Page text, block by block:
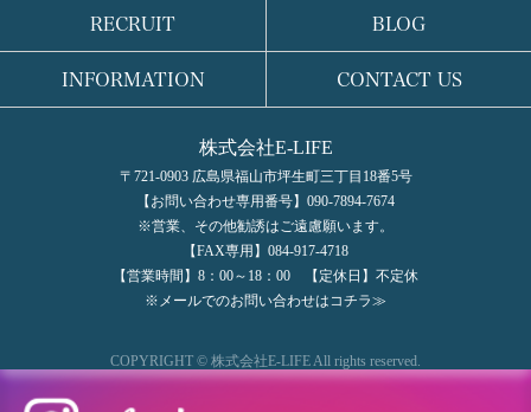
RECRUIT BLOG
INFORMATION CONTACT US
株式会社E-LIFE
〒721-0903 広島県福山市坪生町三丁目18番5号
【お問い合わせ専用番号】090-7894-7674
※営業、その他勧誘はご遠慮願います。
【FAX専用】084-917-4718
【営業時間】8：00～18：00 【定休日】不定休
※メールでのお問い合わせはコチラ≫
COPYRIGHT © 株式会社E-LIFE All rights reserved.